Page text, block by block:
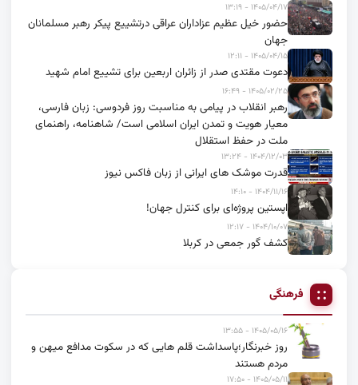
۱۴۰۵/۰۴/۱۷ - ۱۳:۱۹
حضور خیل عظیم عزاداران عراقی درتشییع پیکر رهبر مسلمانان
جهان
۱۴۰۵/۰۴/۱۵ - ۱۲:۱۱
دعوت مقتدی صدر از زائران اربعین برای تشییع امام شهید
۱۴۰۵/۰۲/۲۵ - ۱۶:۴۹
رهبر انقلاب در پیامی به مناسبت روز فردوسی: زبان فارسی،
معیار هویت و تمدن ایران اسلامی است/ شاهنامه، راهنمای
ملت در حفظ استقلال
۱۴۰۴/۱۲/۰۳ - ۱۳:۲۴
قدرت موشک های ایرانی از زبان فاکس نیوز
۱۴۰۴/۱۱/۱۶ - ۱۴:۱۰
اپستین پروژه‌ای برای کنترل جهان!
۱۴۰۴/۱۰/۰۷ - ۱۲:۱۷
کشف گور جمعی در کربلا
فرهنگی
۱۴۰۵/۰۵/۱۶ - ۱۳:۵۵
روز خبرنگار؛پاسداشت قلم هایی که در سکوت مدافع میهن و
مردم هستند
۱۴۰۵/۰۵/۱۱ - ۱۷:۵۰